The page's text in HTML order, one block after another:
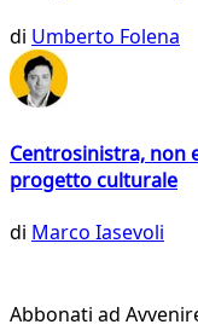
di Umberto Folena
Centrosinistra, non
progetto culturale
di Marco Iasevoli
Abbonati ad